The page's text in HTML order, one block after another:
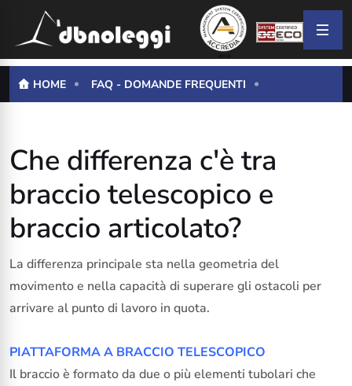
HOME FAQ - DOMANDE FREQUENTI
Che differenza c'è tra
braccio telescopico e
braccio articolato?
La differenza principale sta nella geometria del
movimento e nella capacità di superare gli ostacoli per
arrivare al punto di lavoro in quota.
PIATTAFORMA A BRACCIO TELESCOPICO
Il braccio è formato da due o più elementi tubolari che